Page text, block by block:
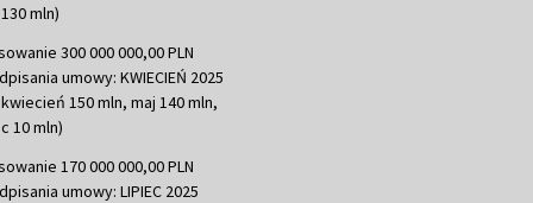
mln)
300 000 000,00 PLN
umowy: KWIECIEŃ 2025
150 mln, maj 140 mln,
10 mln)
170 000 000,00 PLN
umowy: LIPIEC 2025